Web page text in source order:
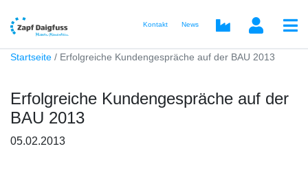
Kontakt News
Startseite Erfolgreiche Kundengespräche auf der BAU 2013
Erfolgreiche Kundengespräche auf der
BAU 2013
05.02.2013